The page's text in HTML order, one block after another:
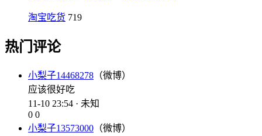
淘宝吃货 719
热门评论
小梨子14468278 （微博）
应该很好吃
11-10 23:54 · 未知
0 0
小梨子13573000 （微博）